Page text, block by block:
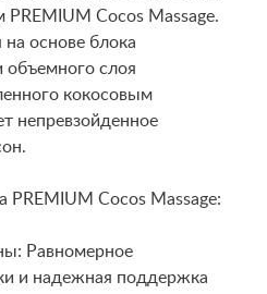
Cocos Massage.
основе блока
слоя
кокосовым
непревзойденное
PREMIUM Cocos Massage:
Равномерное
и надежная поддержка